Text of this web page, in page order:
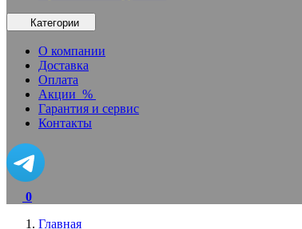
Категории
О компании
Доставка
Оплата
Акции %
Гарантия и сервис
Контакты
0
Главная